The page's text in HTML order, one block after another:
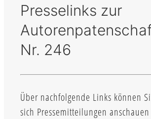
Presselinks zur
Nr. 246
Über nachfolgende Links können
sich Pressemitteilungen